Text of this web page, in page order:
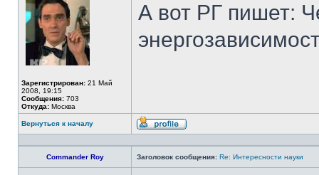
сети
Зарегистрирован: 21 Май
2008, 19:15
Сообщения: 703
Откуда: Москва
А вот РГ пишет:
Вернуться к началу
Профиль
Commander Roy Заголовок сообщения: Re: Интересности науки